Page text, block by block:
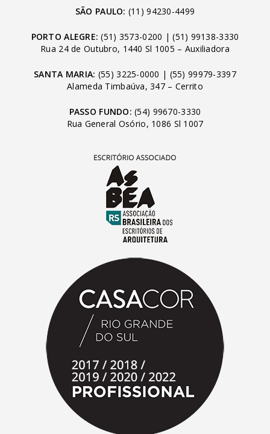
SÃO PAULO: (11) 94230-4499
PORTO ALEGRE: (51) 3573-0200 |(51) 99138-3330
Rua 24 de Outubro, 1440 Sl 1005 – Auxiliadora
SANTA MARIA: (55) 3225-0000 | (55) 99979-3397
Alameda Timbaúva, 347 – Cerrito
PASSO FUNDO: (54) 99670-3330
Rua General Osório, 1086 Sl 1007